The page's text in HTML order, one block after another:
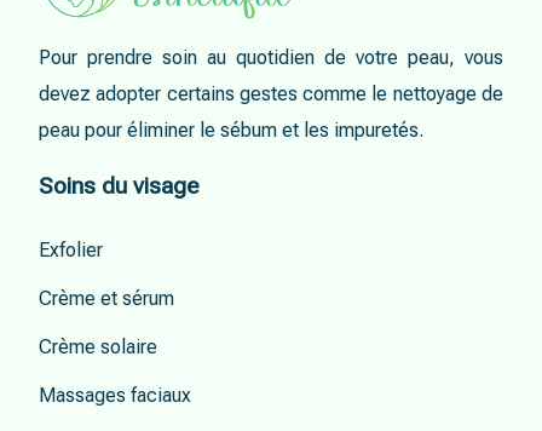
Pour prendre soin au quotidien de votre peau, vous
devez adopter certains gestes comme le nettoyage de
peau pour éliminer le sébum et les impuretés.
Soins du visage
Exfolier
Crème et sérum
Crème solaire
Massages faciaux